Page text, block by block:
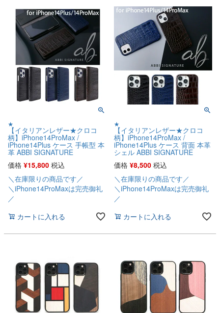
★
【イタリアンレザー★クロコ
柄】iPhone14ProMax /
iPhone14Plus ケース 手帳型 本
革 ABBI SIGNATURE
価格 ¥15,800 税込
＼在庫限りの商品です／
＼iPhone14ProMaxは完売御礼
／
カートに入れる
★
【イタリアンレザー★クロコ
柄】iPhone14ProMax /
iPhone14Plus ケース 背面 本革
シェル ABBI SIGNATURE
価格 ¥8,500 税込
＼在庫限りの商品です／
＼iPhone14ProMaxは完売御礼
／
カートに入れる